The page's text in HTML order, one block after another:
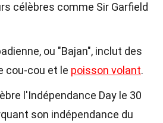
célèbres comme Sir Garfield
ou "Bajan", inclut des
cou-cou et le poisson volant.
l'Indépendance Day le 30
son indépendance du